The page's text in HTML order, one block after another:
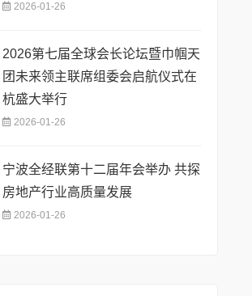
2026-01-26
2026第七届全球会长论坛暨巾帼天
团未来领主联席组委会启航仪式在
杭盛大举行
2026-01-26
宁波全经联第十二届年会举办 共探
房地产行业高质量发展
2026-01-26